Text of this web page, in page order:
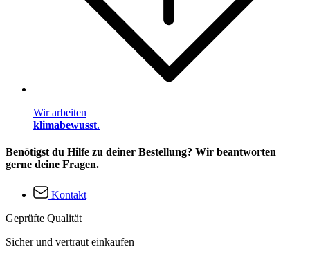
Wir arbeiten
klimabewusst.
Benötigst du Hilfe zu deiner Bestellung? Wir beantworten
gerne deine Fragen.
Kontakt
Geprüfte Qualität
Sicher und vertraut einkaufen